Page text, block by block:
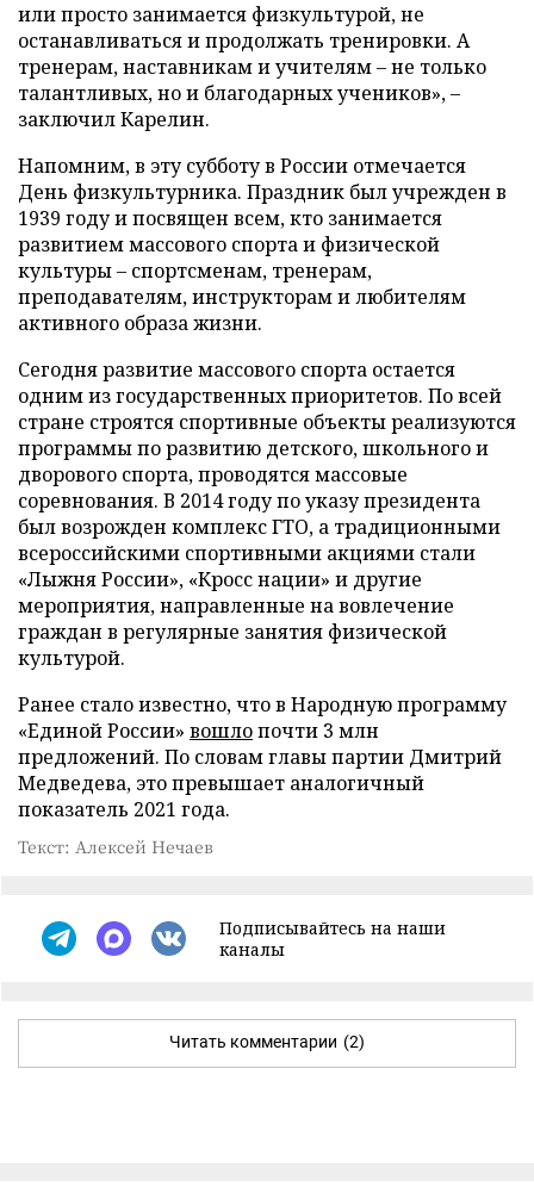
или просто занимается физкультурой, не
останавливаться и продолжать тренировки. А
тренерам, наставникам и учителям – не только
талантливых, но и благодарных учеников», –
заключил Карелин.
Напомним, в эту субботу в России отмечается
День физкультурника. Праздник был учрежден в
1939 году и посвящен всем, кто занимается
развитием массового спорта и физической
культуры – спортсменам, тренерам,
преподавателям, инструкторам и любителям
активного образа жизни.
Сегодня развитие массового спорта остается
одним из государственных приоритетов. По всей
стране строятся спортивные объекты реализуются
программы по развитию детского, школьного и
дворового спорта, проводятся массовые
соревнования. В 2014 году по указу президента
был возрожден комплекс ГТО, а традиционными
всероссийскими спортивными акциями стали
«Лыжня России», «Кросс нации» и другие
мероприятия, направленные на вовлечение
граждан в регулярные занятия физической
культурой.
Ранее стало известно, что в Народную программу
«Единой России» вошлопочти 3 млн
предложений. По словам главы партии Дмитрий
Медведева, это превышает аналогичный
показатель 2021 года.
Текст: Алексей Нечаев
Подписывайтесь на наши
каналы
Читать комментарии (2)